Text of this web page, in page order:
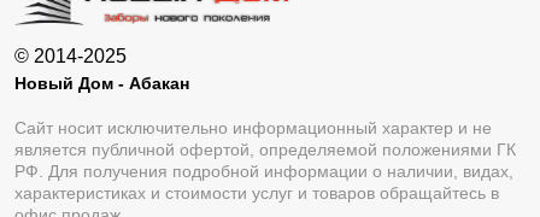
© 2014-2025
Новый Дом - Абакан
Сайт носит исключительно информационный характер и не
является публичной офертой, определяемой положениями ГК
РФ. Для получения подробной информации о наличии, видах,
характеристиках и стоимости услуг и товаров обращайтесь в